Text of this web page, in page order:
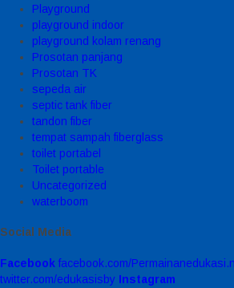
Playground
playground indoor
playground kolam renang
Prosotan panjang
Prosotan TK
sepeda air
septic tank fiber
tandon fiber
tempat sampah fiberglass
toilet portabel
Toilet portable
Uncategorized
waterboom
Social Media
Facebook facebook.com/
twitter.com/edukasisby Instagram